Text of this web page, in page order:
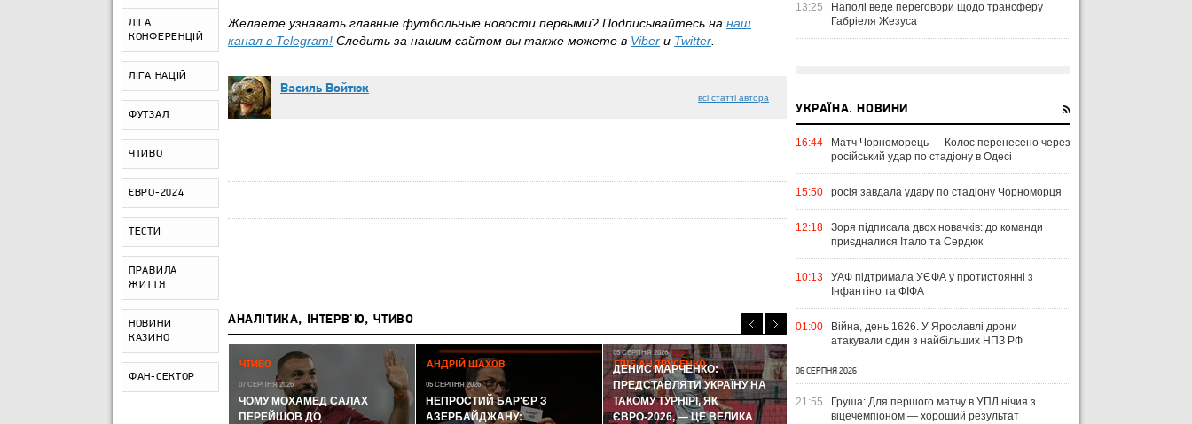
ЛІГА
КОНФЕРЕНЦІЙ
ЛІГА НАЦІЙ
ФУТЗАЛ
ЧТИВО
ЄВРО-2024
ТЕСТИ
ПРАВИЛА
ЖИТТЯ
НОВИНИ
КАЗИНО
ФАН-СЕКТОР
Желаете узнавать главные футбольные новости первыми? Подписывайтесь на наш
канал в Telegram! Следить за нашим сайтом вы также можете в Viber и Twitter
Василь Войтюк
всі статті автора
АНАЛІТИКА, ІНТЕРВ'Ю, ЧТИВО
ЧЕМПІОНАТ СВІТУ-2026:
ЧЕМПІОНАТ СВІТУ З ФУТБОЛУ
ЧТИВО
07 СЕРПНЯ 2026
ЧОМУ МОХАМЕД САЛАХ
ПЕРЕЙШОВ ДО
АНДРІЙ ШАХОВ
05 СЕРПНЯ 2026
НЕПРОСТИЙ БАР'ЄР З
АЗЕРБАЙДЖАНУ:
ГЛІБ АНДРУСЕНКО
05 СЕРПНЯ 2026
ДЕНИС МАРЧЕНКО:
ПРЕДСТАВЛЯТИ УКРАЇНУ НА
ТАКОМУ ТУРНІРІ, ЯК
ЄВРО-2026, — ЦЕ ВЕЛИКА
04 СЕРПНЯ 2026
УКРАЇНСЬКИЙ СЛІД У ДРУГОМУ
ТУРІ ЕКСТРАКЛЯСИ: МАЦЕНКО
13:25
Наполі веде переговори щодо трансферу
Габріеля Жезуса
УКРАЇНА. НОВИНИ
16:44
Матч Чорноморець — Колос перенесено через
російський удар по стадіону в Одесі
15:50 росія завдала удару по стадіону Чорноморця
12:18
Зоря підписала двох новачків: до команди
приєдналися Італо та Сердюк
10:13
УАФ підтримала УЄФА у протистоянні з
Інфантіно та ФІФА
01:00
Війна, день 1626. У Ярославлі дрони
атакували один з найбільших НПЗ РФ
06 СЕРПНЯ 2026
21:55
Груша: Для першого матчу в УПЛ нічия з
віцечемпіоном — хороший результат